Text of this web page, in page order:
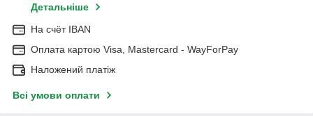
Детальніше
На cчёт IBAN
Оплата картою Visa, Mastercard - WayForPay
Наложений платіж
Всі умови оплати